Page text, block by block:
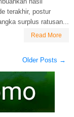
terakhir, postur
surplus ratusan...
Read More
Older Posts →